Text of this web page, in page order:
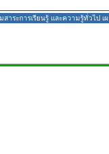
ระการเรียนรู้ และความรู้ทั่วไป เ